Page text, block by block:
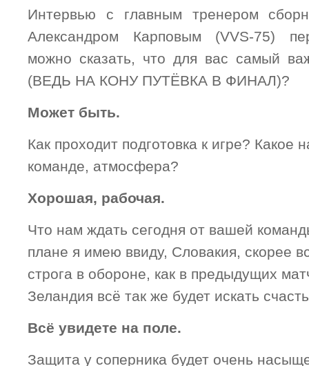
Интервью с главным тренером
Александром Карповым (VVS-75)
можно сказать, что для вас самый
(ВЕДЬ НА КОНУ ПУТЁВКА В ФИНАЛ)?
Может быть.
Как проходит подготовка к игре? Какое
команде, атмосфера?
Хорошая, рабочая.
Что нам ждать сегодня от вашей
плане я имею ввиду, Словакия, скорее
строга в обороне, как в предыдущих
Зеландия всё так же будет искать
Всё увидете на поле.
Защита у соперника будет очень